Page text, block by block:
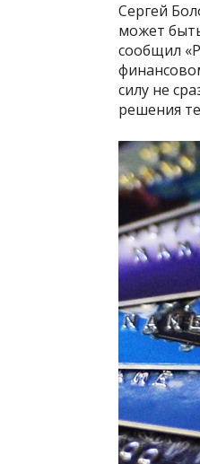
Сергей
может
сообщил
силу не
решения